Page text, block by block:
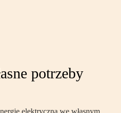
potrzeby
elektryczną we własnym